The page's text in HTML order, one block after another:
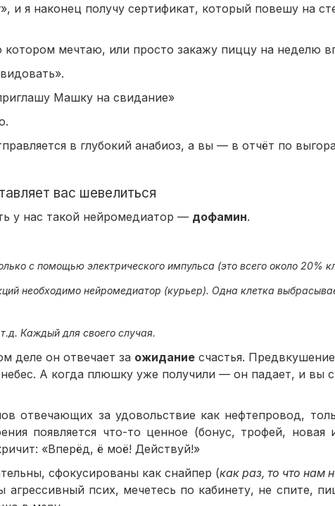
и я наконец получу сертификат, который повешу на
мечтаю, или просто закажу пиццу на неделю
Машку на свидание»
в глубокий анабиоз, а вы — в отчёт по
вас шевелиться
у нас такой нейромедиатор — дофамин.
с помощью электрического импульса (это всего около 20%
необходимо нейромедиатор (курьер). Одна клетка
Каждый для своего случая.
деле он отвечает за ожидание счастья.
А когда плюшку уже получили — он падает, и вы
отвечающих за удовольствие как нефтепровод,
появляется что-то ценное (бонус, трофей, новая
«Вперёд, ё моё! Действуй!»
сфокусированы как снайпер (как раз, то что нам
псих, мечетесь по кабинету, не спите,